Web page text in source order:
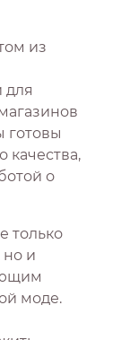
из
для
готовы
качества,
о
только
и
моде.